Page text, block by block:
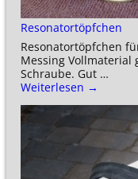
Resonatortöpfchen
Resonatortöpfchen
Messing
Schraube. Gut …
Weiterlesen →